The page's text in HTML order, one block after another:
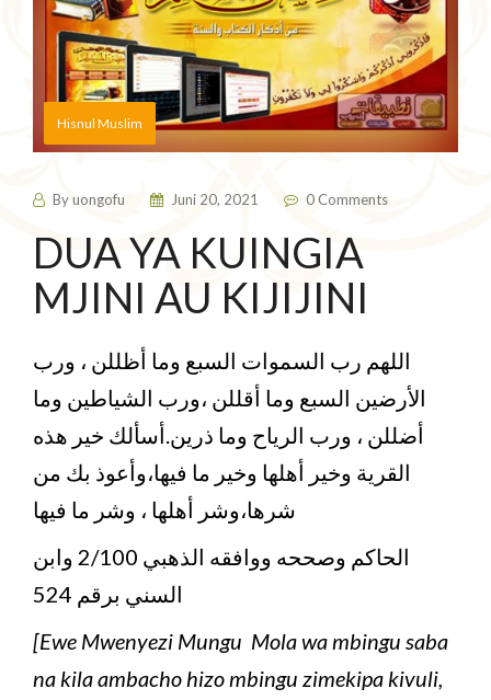
Hisnul Muslim
Byuongofu Juni 20, 2021 0 Comments
DUA YA KUINGIA
MJINI AU KIJIJINI
اللهم رب السموات السبع وما أظللن ، ورب
الأرضين السبع وما أقللن ،ورب الشياطين وما
أضللن ، ورب الرياح وما ذرين.أسألك خير هذه
القرية وخير أهلها وخير ما فيها،وأعوذ بك من
شرها،وشر أهلها ، وشر ما فيها
الحاكم وصححه ووافقه الذهبي 2/100 وابن
السني برقم 524
[Ewe Mwenyezi Mungu Mola wa mbingu saba
na kila ambacho hizo mbingu zimekipa kivuli,